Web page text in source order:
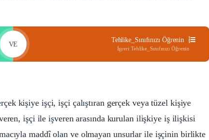
VE
Tehlike_Sınıfınızı Öğrenin
İşyeri Tehlike_Sınıfınızı Öğrenin
kişiye işçi, işçi çalıştıran gerçek veya tüzel kişiye
işçi ile işveren arasında kurulan ilişkiye iş ilişkisi
maddî olan ve olmayan unsurlar ile işçinin birlikte